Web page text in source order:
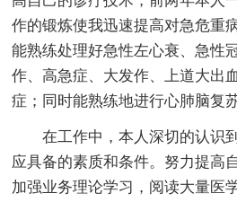
作的锻炼使我迅速提高对急危重
能熟练处理好急性左心衰、急性
作、高急症、大发作、上道大出
症；同时能熟练地进行心肺脑复
在工作中，本人深切的认识
应具备的素质和条件。努力提高
加强业务理论学习，阅读大量医